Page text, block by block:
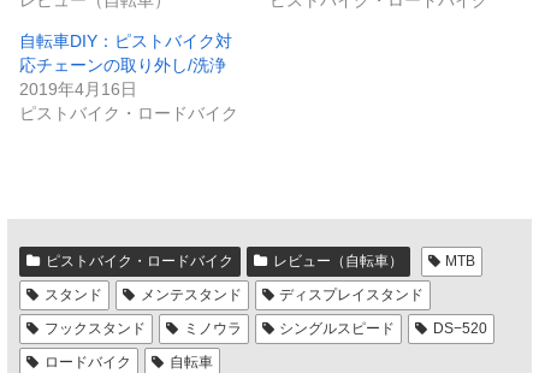
自転車DIY：ピストバイク対
応チェーンの取り外し/洗浄
2019年4月16日
ピストバイク・ロードバイク
ピストバイク・ロードバイク レビュー（自転車）
MTB
スタンド
メンテスタンド
ディスプレイスタンド
フックスタンド
ミノウラ シングルスピード
DS−520
ロードバイク
自転車